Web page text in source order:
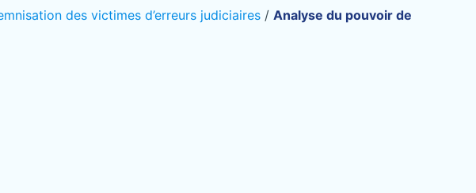
des victimes d’erreurs judiciaires / Analyse du pouvoir de